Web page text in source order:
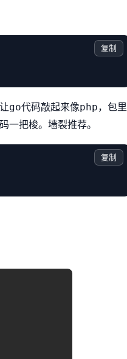
复制
go代码敲起来像php，包里
一把梭。 墙裂推荐。
复制